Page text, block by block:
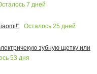
7 дней
Осталось 25 дней
зубную щетку или
53 дня